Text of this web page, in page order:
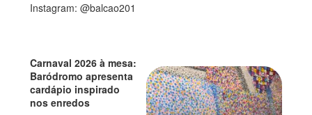
Instagram: @balcao201
Carnaval 2026 à mesa:
Baródromo apresenta
cardápio inspirado
nos enredos